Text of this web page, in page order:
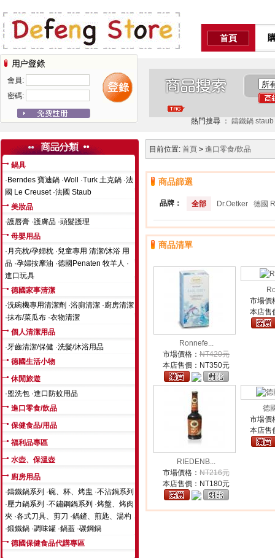
首頁
會員:
密碼:
熱門搜尋 ： 鑄鐵鍋 staub
鍋具
· Berndes 寶迪鍋 ·Woll ·Turk 土克鍋 ·法
國 Le Creuset·法國 Staub
美妝品
·護唇膏 ·護膚品 ·頭髮護理
母嬰用品
· 月亮枕/孕婦枕 ·兒童專用 清潔/沐浴 用
品 ·孕婦按摩油 ·德國Penaten 牧羊人 ·
進口玩具
德國家事清潔
·洗碗機專用清潔劑 ·浴廁清潔 ·廚房清潔
·抹布/菜瓜布 ·衣物清潔
個人清潔用品
·牙齒清潔/保健 ·洗髮/沐浴用品
德國生活小物
休閒旅遊
·盥洗包 ·進口防蚊用品
進口零食/飲品
保健食品/用品
福利品專區
水壺、保溫壺
廚房用品
·鑄鐵鍋系列 ·碗、杯、烤盅 ·不沾鍋系列
·壓力鍋系列 ·不鏽鋼鍋系列 ·烤盤、烤肉
夾 ·各式刀具、剪刀 ·鍋鏟、煎匙、湯杓
·鍛鐵鍋 ·調味罐 ·鍋蓋 ·碳鋼鍋
德國保健食品代購專區
目前位置: 首頁 > 進口零食/飲品
商品篩選
品牌： 全部 Dr.Oetker 德國
商品清單
Ronnefe...
市場價格： NT420元
本店售價： NT350元
市場價
本店售
RIEDENB...
市場價格： NT216元
本店售價： NT180元
德
市場價
本店售